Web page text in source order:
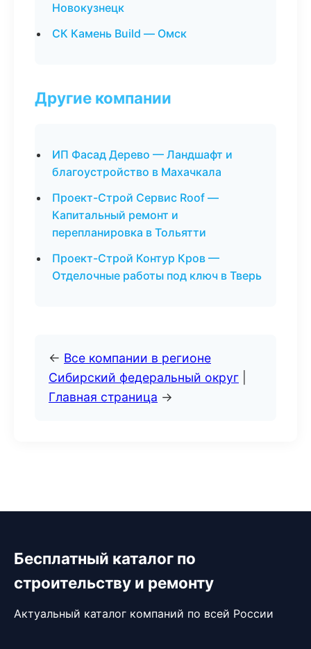
Новокузнецк
СК Камень Build — Омск
Другие компании
ИП Фасад Дерево — Ландшафт и
благоустройство в Махачкала
Проект-Строй Сервис Roof —
Капитальный ремонт и
перепланировка в Тольятти
Проект-Строй Контур Кров —
Отделочные работы под ключ в Тверь
← Все компании в регионе
Сибирский федеральный округ
Главная страница →
Бесплатный каталог по
строительству и ремонту
Актуальный каталог компаний по всей России